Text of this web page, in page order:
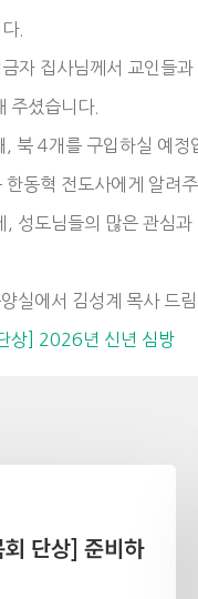
.
자 집사님께서 교인들과
주셨습니다.
, 북 4개를 구입하실 예정
동혁 전도사에게 알려
, 성도님들의 많은 관심과
실에서 김성계 목사 드림
상] 2026년 신년 심방
단상] 준비하